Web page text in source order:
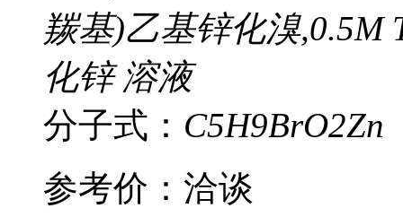
羰基)乙基锌化溴,0.5M
化锌 溶液
分子式： C5H9BrO2Zn
参考价： 洽谈